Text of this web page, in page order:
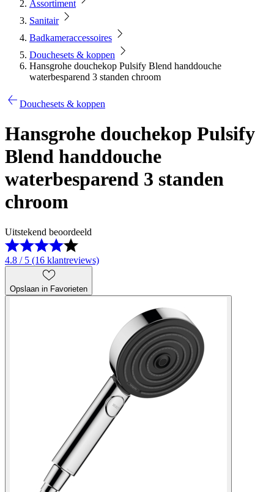
Assortiment
Sanitair
Badkameraccessoires
Douchesets & koppen
Hansgrohe douchekop Pulsify Blend handdouche
waterbesparend 3 standen chroom
Douchesets & koppen
Hansgrohe douchekop Pulsify
Blend handdouche
waterbesparend 3 standen
chroom
Uitstekend beoordeeld
4.8 / 5 (16 klantreviews)
Opslaan in Favorieten